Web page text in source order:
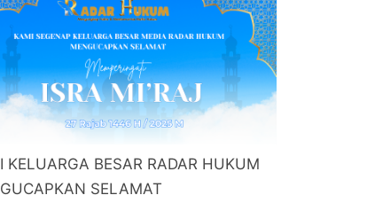
KELUARGA BESAR RADAR HUKUM
SELAMAT